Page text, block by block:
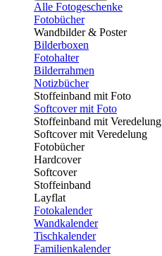
Alle Fotogeschenke
Fotobücher
Wandbilder & Poster
Bilderboxen
Fotohalter
Bilderrahmen
Notizbücher
Stoffeinband mit Foto
Softcover mit Foto
Stoffeinband mit Veredelung
Softcover mit Veredelung
Fotobücher
Hardcover
Softcover
Stoffeinband
Layflat
Fotokalender
Wandkalender
Tischkalender
Familienkalender